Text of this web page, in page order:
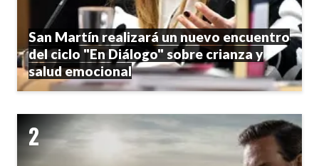
San Martín realizará un nuevo encuentro
del ciclo "En Diálogo" sobre crianza y
salud emocional